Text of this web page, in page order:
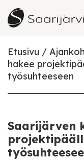
Skip to content
Etusivu
hakee
työsuhteeseen
Saarijärven